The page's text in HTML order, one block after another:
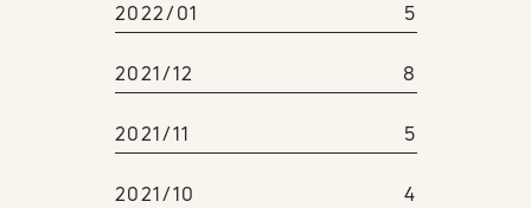
2022/01 5
2021/12 8
2021/11 5
2021/10 4